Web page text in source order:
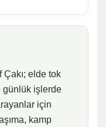
elde tok
günlük işlerde
için
kamp